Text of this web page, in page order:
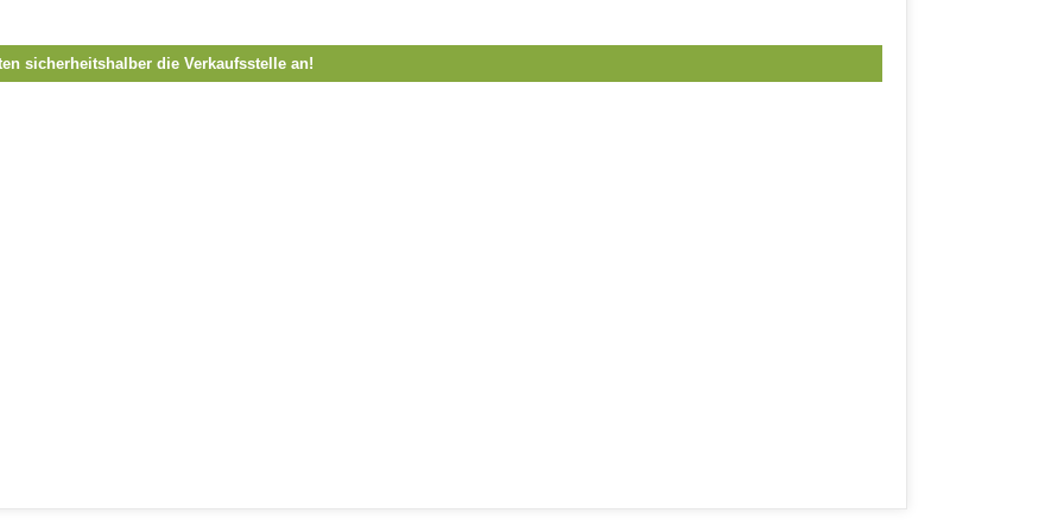
sicherheitshalber die Verkaufsstelle an!